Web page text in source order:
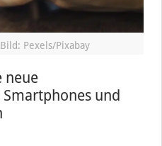
Pexels/Pixabay
neue
und